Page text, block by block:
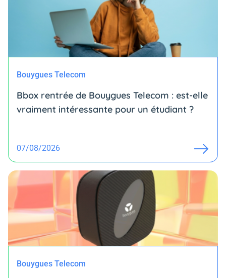
Bouygues Telecom
Bbox rentrée de Bouygues Telecom : est-elle
vraiment intéressante pour un étudiant ?
07/08/2026
Bouygues Telecom